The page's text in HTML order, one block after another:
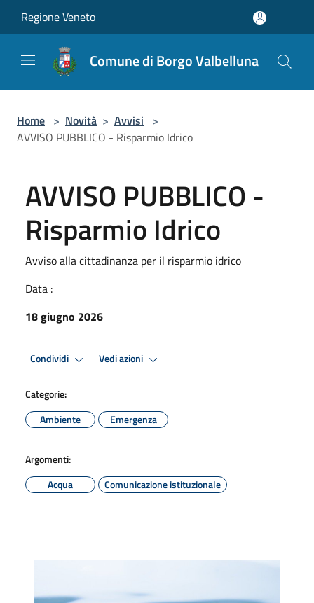
Regione Veneto
Comune di Borgo Valbelluna
Home > Novità > Avvisi >
AVVISO PUBBLICO - Risparmio Idrico
AVVISO PUBBLICO -
Risparmio Idrico
Avviso alla cittadinanza per il risparmio idrico
Data :
18 giugno 2026
Condividi Vedi azioni
Categorie:
Ambiente
Emergenza
Argomenti:
Acqua
Comunicazione istituzionale